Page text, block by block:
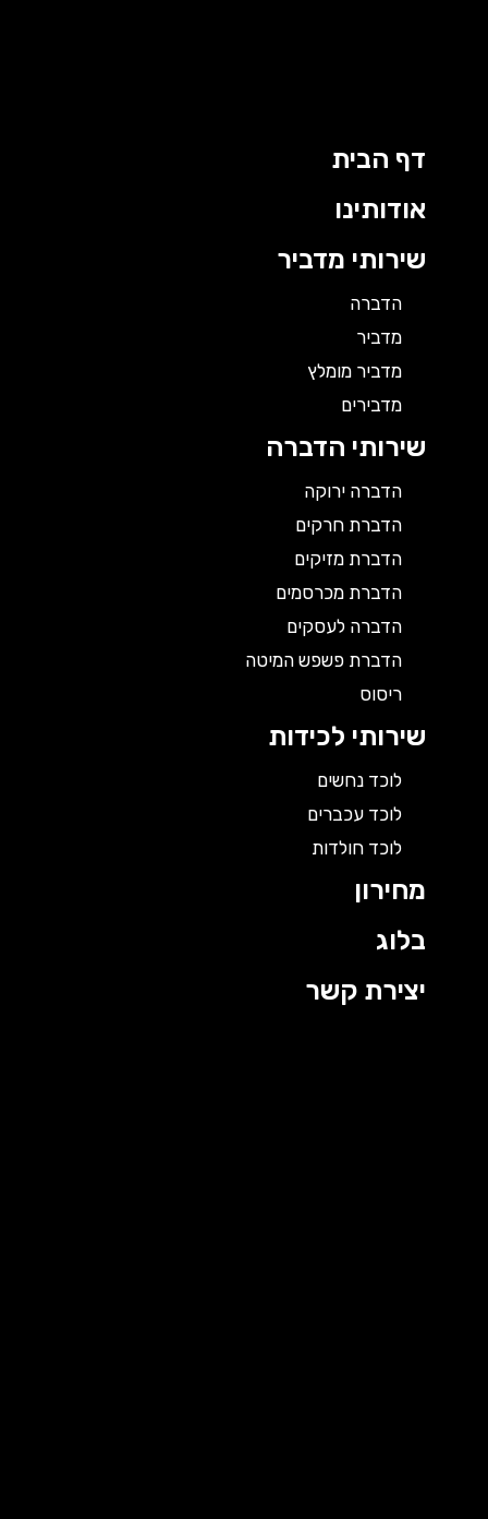
דף הבית
אודותינו
שירותי מדביר
הדברה
מדביר
מדביר מומלץ
מדבירים
שירותי הדברה
הדברה ירוקה
הדברת חרקים
הדברת מזיקים
הדברת מכרסמים
הדברה לעסקים
הדברת פשפש המיטה
ריסוס
שירותי לכידות
לוכד נחשים
לוכד עכברים
לוכד חולדות
מחירון
בלוג
יצירת קשר